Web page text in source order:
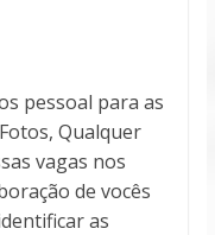
pessoal para as
Qualquer
vagas nos
de vocês
as